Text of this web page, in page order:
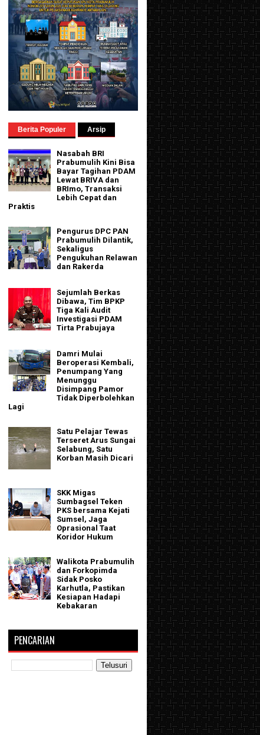
Berita Populer Arsip
Nasabah BRI
Prabumulih Kini Bisa
Bayar Tagihan PDAM
Lewat BRIVA dan
BRImo, Transaksi
Lebih Cepat dan
Praktis
Pengurus DPC PAN
Prabumulih Dilantik,
Sekaligus
Pengukuhan Relawan
dan Rakerda
Sejumlah Berkas
Dibawa, Tim BPKP
Tiga Kali Audit
Investigasi PDAM
Tirta Prabujaya
Damri Mulai
Beroperasi Kembali,
Penumpang Yang
Menunggu
Disimpang Pamor
Tidak Diperbolehkan
Lagi
Satu Pelajar Tewas
Terseret Arus Sungai
Selabung, Satu
Korban Masih Dicari
SKK Migas
Sumbagsel Teken
PKS bersama Kejati
Sumsel, Jaga
Oprasional Taat
Koridor Hukum
Walikota Prabumulih
dan Forkopimda
Sidak Posko
Karhutla, Pastikan
Kesiapan Hadapi
Kebakaran
PENCARIAN